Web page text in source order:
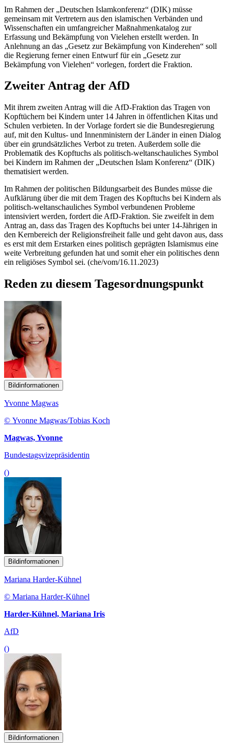
Im Rahmen der „Deutschen Islamkonferenz“ (DIK) müsse
gemeinsam mit Vertretern aus den islamischen Verbänden und
Wissenschaften ein umfangreicher Maßnahmenkatalog zur
Erfassung und Bekämpfung von Vielehen erstellt werden. In
Anlehnung an das „Gesetz zur Bekämpfung von Kinderehen“ soll
die Regierung ferner einen Entwurf für ein „Gesetz zur
Bekämpfung von Vielehen“ vorlegen, fordert die Fraktion.
Zweiter Antrag der AfD
Mit ihrem zweiten Antrag will die AfD-Fraktion das Tragen von
Kopftüchern bei Kindern unter 14 Jahren in öffentlichen Kitas und
Schulen verbieten. In der Vorlage fordert sie die Bundesregierung
auf, mit den Kultus- und Innenministern der Länder in einen Dialog
über ein grundsätzliches Verbot zu treten. Außerdem solle die
Problematik des Kopftuchs als politisch-weltanschauliches Symbol
bei Kindern im Rahmen der „Deutschen Islam Konferenz“ (DIK)
thematisiert werden.
Im Rahmen der politischen Bildungsarbeit des Bundes müsse die
Aufklärung über die mit dem Tragen des Kopftuchs bei Kindern als
politisch-weltanschauliches Symbol verbundenen Probleme
intensiviert werden, fordert die AfD-Fraktion. Sie zweifelt in dem
Antrag an, dass das Tragen des Kopftuchs bei unter 14-Jährigen in
den Kernbereich der Religionsfreiheit falle und geht davon aus, dass
es erst mit dem Erstarken eines politisch geprägten Islamismus eine
weite Verbreitung gefunden hat und somit eher ein politisches denn
ein religiöses Symbol sei. (che/vom/16.11.2023)
Reden zu diesem Tagesordnungspunkt
Bildinformationen
Yvonne Magwas
© Yvonne Magwas/Tobias Koch
Magwas, Yvonne
Bundestagsvizepräsidentin
()
Bildinformationen
Mariana Harder-Kühnel
© Mariana Harder-Kühnel
Harder-Kühnel, Mariana Iris
AfD
()
Bildinformationen